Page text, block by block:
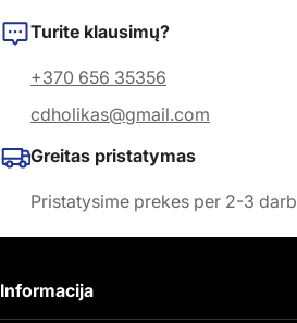
Turite klausimų?
+370 656 35356
cdholikas@gmail.com
Greitas pristatymas
Pristatysime prekes per 2-3
Informacija